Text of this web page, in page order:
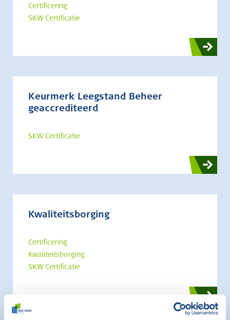
Certificering
SKW Certificatie
Keurmerk Leegstand Beheer
geaccrediteerd
SKW Certificatie
Kwaliteitsborging
Certificering
Kwaliteitsborging
SKW Certificatie